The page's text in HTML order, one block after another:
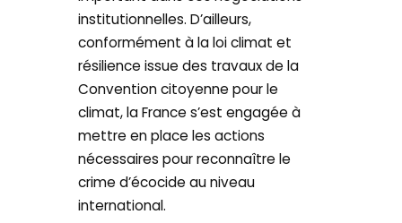
institutionnelles. D’ailleurs,
conformément à la loi climat et
résilience issue des travaux de la
Convention citoyenne pour le
climat, la France s’est engagée à
mettre en place les actions
nécessaires pour reconnaître le
crime d’écocide au niveau
international.